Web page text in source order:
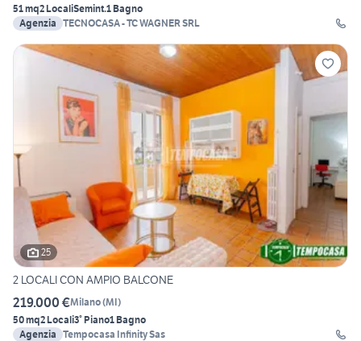
51 mq2 LocaliSemint.1 Bagno
Agenzia TECNOCASA - TC WAGNER SRL
25
2 LOCALI CON AMPIO BALCONE
219.000 €Milano(MI)
50 mq2 Locali3° Piano1 Bagno
Agenzia Tempocasa Infinity Sas